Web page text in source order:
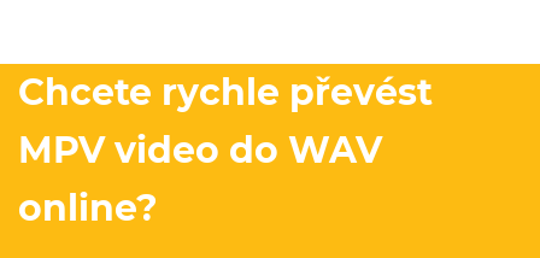
Chcete rychle převést
MPV video do WAV
online?